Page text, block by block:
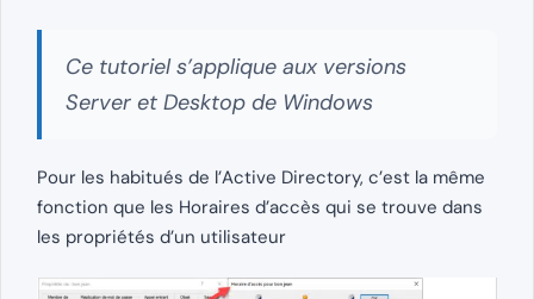
Ce tutoriel s’applique aux versions
Server et Desktop de Windows
Pour les habitués de l’Active Directory, c’est la même
fonction que les Horaires d’accès qui se trouve dans
les propriétés d’un utilisateur